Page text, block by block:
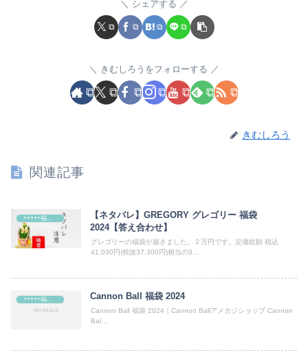
シェアする
きむしろうをフォローする
きむしろう
関連記事
+++++福袋++++++
【ネタバレ】GREGORY グレゴリー 福袋
2024【答え合わせ】
グレゴリーの福袋が届きました。２万円です。定価総額 税込
41,030円(税抜37,300円)相当の3...
+++++福袋++++++ Cannon Ball 福袋 2024
Cannon Ball 福袋 2024｜Cannon Ballアメカジショップ Cannon
Bal...